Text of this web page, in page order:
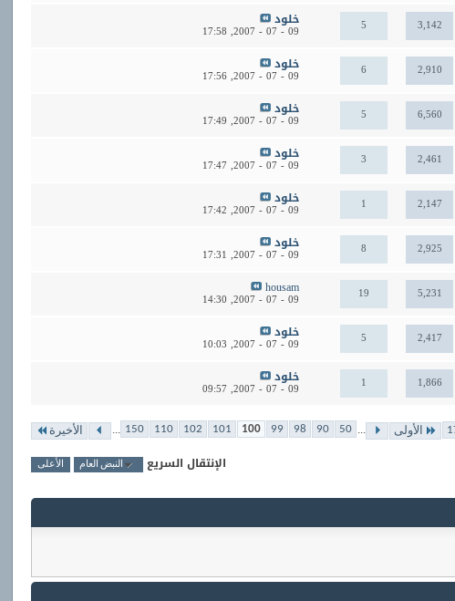
5 3,142 خلود
09 - 07 - 2007,
17:58
6 2,910 خلود
09 - 07 - 2007,
17:56
5 6,560 خلود
09 - 07 - 2007,
17:49
3 2,461 خلود
09 - 07 - 2007,
17:47
1 2,147 خلود
09 - 07 - 2007,
17:42
8 2,925 خلود
09 - 07 - 2007,
17:31
19 5,231
housam
09 - 07 - 2007,
14:30
5 2,417 خلود
09 - 07 - 2007,
10:03
1 1,866 خلود
09 - 07 - 2007,
09:57
الأولى ...
50
90
98
99
100
101
102
110
150
... الأخيرة
الإنتقال السريع النبض العام الأعلى